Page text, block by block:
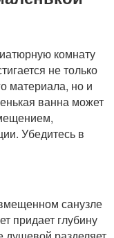
комнату
не только
материала, но и
ванна может
Убедитесь в